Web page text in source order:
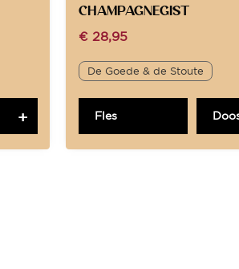
CHAMPAGNEGIST
€ 28,95
De Goede & de Stoute
Fles